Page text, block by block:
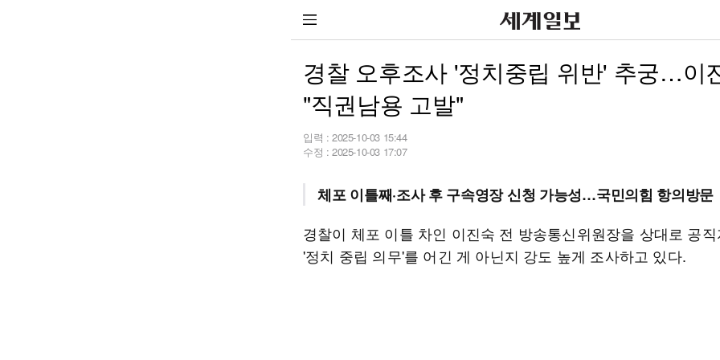
경찰 오후조사 '정치중립 위반' 추궁…이
"직권남용 고발"
입력 : 2025-10-03 15:44
수정 : 2025-10-03 17:07
체포 이틀째·조사 후 구속영장 신청 가능성…국민의힘 항의방문
경찰이 체포 이틀 차인 이진숙 전 방송통신위원장을 상대로 공직
'정치 중립 의무'를 어긴 게 아닌지 강도 높게 조사하고 있다.